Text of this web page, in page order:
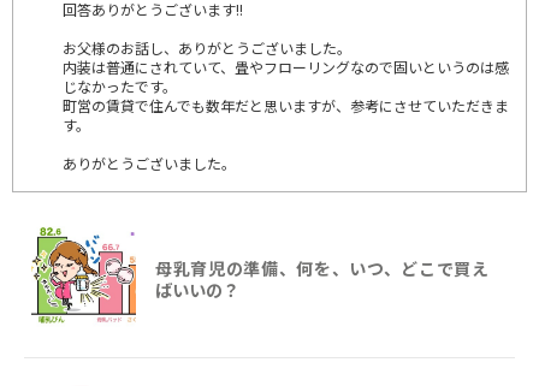
回答ありがとうございます!!
お父様のお話し、ありがとうございました。
内装は普通にされていて、畳やフローリングなので固いというのは感
じなかったです。
町営の賃貸で住んでも数年だと思いますが、参考にさせていただきま
す。
ありがとうございました。
母乳育児の準備、何を、いつ、どこで買え
ばいいの？